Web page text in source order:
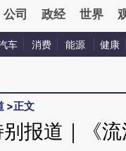
公司 政经 世界
车 消费 能源 健康
>正文
报道｜《